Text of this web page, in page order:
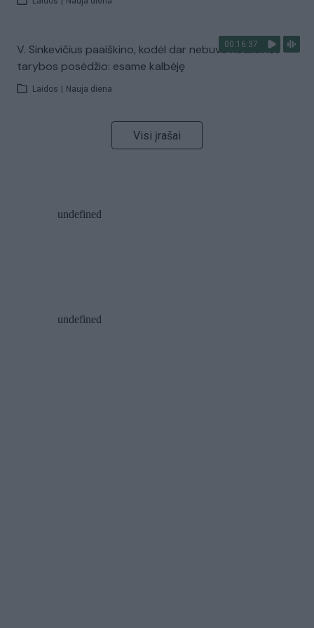
00:16:37
V. Sinkevičius paaiškino, kodėl dar nebuvo Koalicinės
tarybos posėdžio: esame kalbėję
Laidos Nauja diena
Visi įrašai